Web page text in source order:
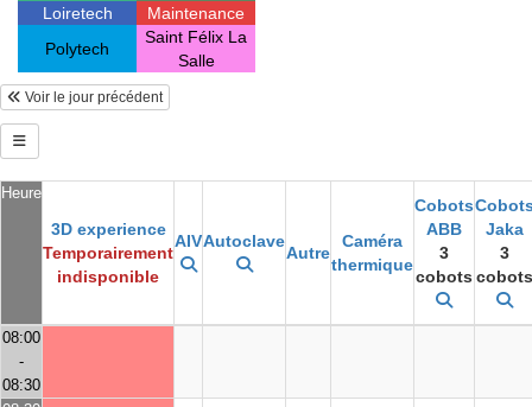
Loiretech
Maintenance
Polytech
Saint Félix La
Salle
Voir le jour précédent
Heure
3D experience
Temporairement
indisponible
AIVAutoclave
Autre
Caméra
thermique
Cobots
ABB
3
cobots
Jaka
3
cobots
08:00
-
08:30